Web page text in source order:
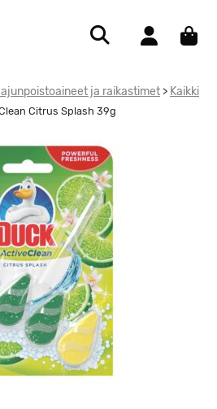
ja raikastimet > Kaikki
Citrus Splash 39g